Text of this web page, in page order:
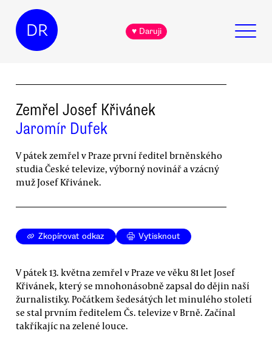
DR ♥ Daruji
Zemřel Josef Křivánek
Jaromír Dufek
V pátek zemřel v Praze první ředitel brněnského
studia České televize, výborný novinář a vzácný
muž Josef Křivánek.
Zkopírovat odkaz Vytisknout
V pátek 13. května zemřel v Praze ve věku 81 let Josef
Křivánek, který se mnohonásobně zapsal do dějin naší
žurnalistiky. Počátkem šedesátých let minulého století
se stal prvním ředitelem Čs. televize v Brně. Začínal
takříkajíc na zelené louce.